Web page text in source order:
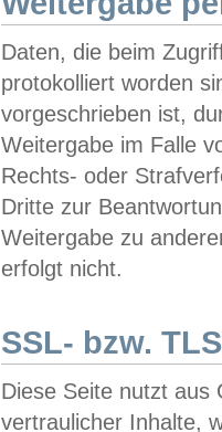
Daten, die beim
protokolliert worden
vorgeschrieben ist,
Weitergabe im Falle
Rechts- oder
Dritte zur
Weitergabe zu
erfolgt nicht.
SSL- bzw.
Diese Seite nutzt aus
vertraulicher Inhalte,